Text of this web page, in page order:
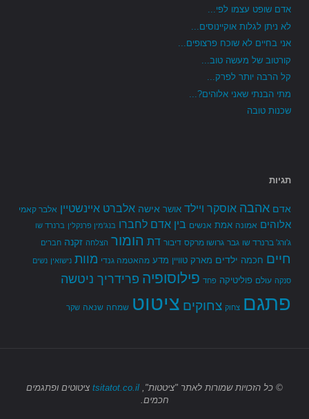
אדם שופט עצמו לפי...
לא ניתן לגלות אוקיינוסים...
אני בחיים לא שוכח פרצופים...
קורטוב של מעשה טוב...
קל הרבה יותר לפרק...
מתי הבנתי שאני אלוהים?...
שכנות טובה
תגיות
אדם אהבה אוסקר ויילד אושר אישה אלברט איינשטיין אלבר קאמי
אלוהים אמונה אמת אנשים בין אדם לחברו בנג'מין פרנקלין ברנרד שו
ג'ורג' ברנרד שו גבר גרושו מרקס דיבור דת הומור הצלחה זקנה חברים
חיים חכמה ילדים מארק טוויין מדע מהאטמה גנדי מוות נישואין נשים
סנקה עולם פוליטיקה פחד פילוסופיה פרידריך ניטשה
פתגם צחוק צחוקים ציטוט שמחה שנאה שקר
© כל הזכויות שמורות לאתר "ציטטות", tsitatot.co.il ציטוטים ופתגמים
חכמים.